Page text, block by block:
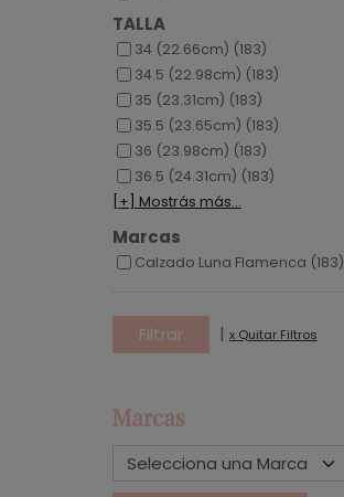
TALLA
34 (22.66cm) (183)
34.5 (22.98cm) (183)
35 (23.31cm) (183)
35.5 (23.65cm) (183)
36 (23.98cm) (183)
36.5 (24.31cm) (183)
[+] Mostrás más...
Marcas
Calzado Luna Flamenca (183)
| x Quitar Filtros
Marcas